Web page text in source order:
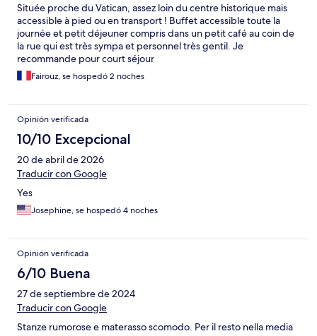
Située proche du Vatican, assez loin du centre historique mais
accessible à pied ou en transport ! Buffet accessible toute la
journée et petit déjeuner compris dans un petit café au coin de
la rue qui est très sympa et personnel très gentil. Je
recommande pour court séjour
Fairouz, se hospedó 2 noches
Opinión verificada
10/10 Excepcional
20 de abril de 2026
Traducir con Google
Yes
Josephine, se hospedó 4 noches
Opinión verificada
6/10 Buena
27 de septiembre de 2024
Traducir con Google
Stanze rumorose e materasso scomodo. Per il resto nella media